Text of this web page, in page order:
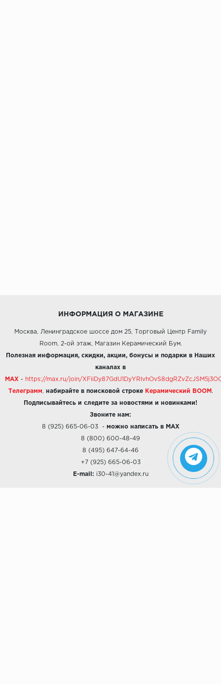
ИНФОРМАЦИЯ О МАГАЗИНЕ
Москва, Ленинградское шоссе дом 25, Торговый Центр Family
Room, 2-ой этаж, Магазин Керамический Бум.
Полезная информация, скидки, акции, бонусы и подарки в Наших
каналах в
MAX - https://max.ru/join/
Телеграмм набирайте в поисковой строке Керамический BOOM .
Подписывайтесь и следите за новостями и новинками!
Звоните нам:
8 (925) 665-06-03- можно написать в MAX
8 (800) 600-48-49
8 (495) 647-64-46
+7 (925) 665-06-03
E-mail: i30-41@yandex.ru